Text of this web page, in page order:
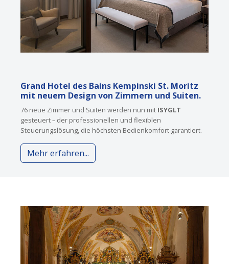
Grand Hotel des Bains Kempinski St. Moritz
mit neuem Design von Zimmern und Suiten.
76 neue Zimmer und Suiten werden nun mit ISYGLT
gesteuert – der professionellen und flexiblen
Steuerungslösung, die höchsten Bedienkomfort garantiert.
Mehr erfahren...